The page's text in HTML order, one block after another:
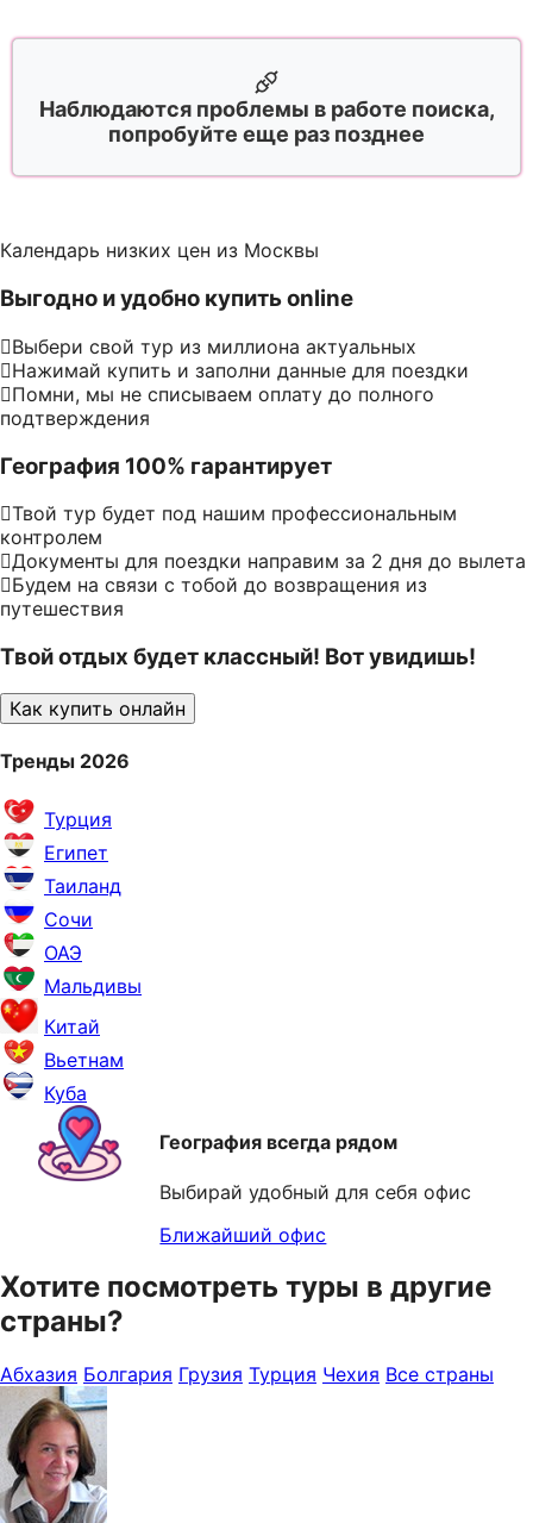
Наблюдаются проблемы в работе поиска,
попробуйте еще раз позднее
Календарь низких цен из Москвы
Выгодно и удобно купить online
Выбери свой тур из миллиона актуальных
Нажимай купить и заполни данные для поездки
Помни, мы не списываем оплату до полного
подтверждения
География 100% гарантирует
Твой тур будет под нашим профессиональным
контролем
Документы для поездки направим за 2 дня до вылета
Будем на связи с тобой до возвращения из
путешествия
Твой отдых будет классный! Вот увидишь!
Как купить онлайн
Тренды 2026
Турция
Египет
Таиланд
Сочи
ОАЭ
Мальдивы
Китай
Вьетнам
Куба
География всегда рядом
Выбирай удобный для себя офис
Ближайший офис
Хотите посмотреть туры в другие
страны?
Абхазия Болгария Грузия Турция Чехия Все страны